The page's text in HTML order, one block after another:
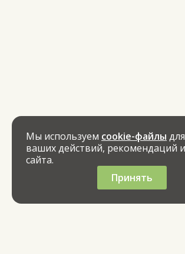
Мы используем cookie-файлы
ваших действий, рекомендаций
сайта.
Принять